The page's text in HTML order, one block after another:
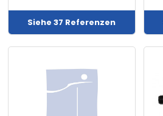
Siehe 37 Referenzen